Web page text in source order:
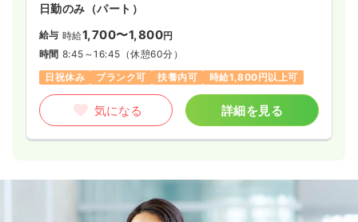
日勤のみ（パート）
給与 時給1,700〜1,800円
時間 8:45～16:45 （休憩60分）
日祝休み
ブランク可 扶養内可 時給1,800円以上可
気になる 詳細を見る